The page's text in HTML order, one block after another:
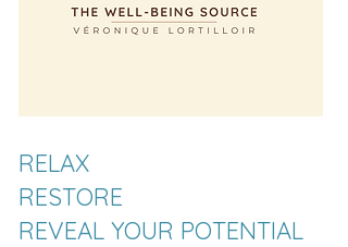
RELAX
RESTORE
REVEAL YOUR POTENTIAL